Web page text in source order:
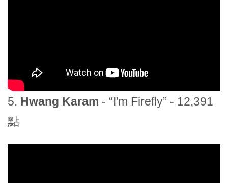
5. Hwang Karam - “I'm Firefly” - 12,391
點